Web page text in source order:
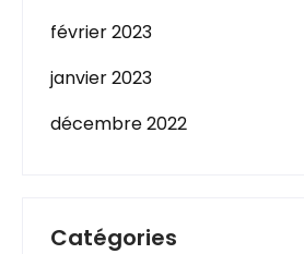
février 2023
janvier 2023
décembre 2022
Catégories